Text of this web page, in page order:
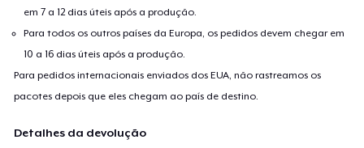
em 7 a 12 dias úteis após a produção.
Para todos os outros países da Europa, os pedidos devem chegar em
10 a 16 dias úteis após a produção.
Para pedidos internacionais enviados dos EUA, não rastreamos os
pacotes depois que eles chegam ao país de destino.
Detalhes da devolução